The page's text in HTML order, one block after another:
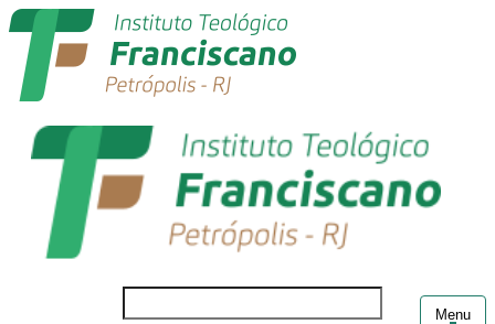
Menu